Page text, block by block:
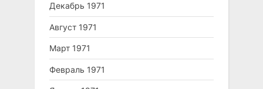
Декабрь 1971
Август 1971
Март 1971
Февраль 1971